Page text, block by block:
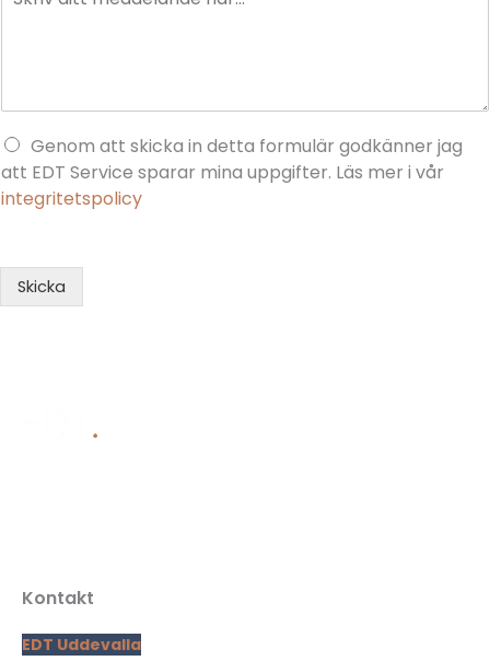
Genom att skicka in detta formulär godkänner jag
att EDT Service sparar mina uppgifter. Läs mer i vår
integritetspolicy
Skicka
Kontakt
EDT Uddevalla